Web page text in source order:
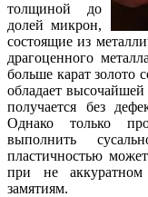
толщиной до
долей микрон,
состоящие из
драгоценного
больше карат золото
обладает
получается без
Однако только
выполнить
пластичностью
при не
замятиям.